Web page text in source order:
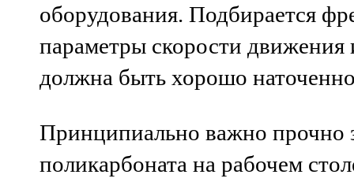
оборудования. Подбирается
параметры скорости движения
должна быть хорошо
Принципиально важно прочно
поликарбоната на рабочем